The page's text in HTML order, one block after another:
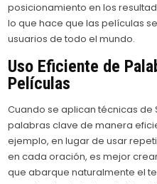
posicionamiento en los
lo que hace que las películas
usuarios de todo el mundo.
Uso Eficiente de
Películas
Cuando se aplican técnicas de
palabras clave de manera
ejemplo, en lugar de usar
en cada oración, es mejor
que abarque naturalmente el